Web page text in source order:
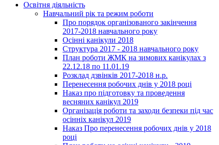
Освітня діяльність
Навчальний рік та режим роботи
Про порядок організованого закінчення
2017-2018 навчального року
Осінні канікули 2018
Структура 2017 - 2018 навчального року
План роботи ЖМК на зимових канікулах з
22.12.18 по 11.01.19
Розклад дзвінків 2017-2018 н.р.
Перенесення робочих днів у 2018 році
Наказ про підготовку та проведення
весняних канікул 2019
Організація роботи та заходи безпеки під час
осінніх канікул 2019
Наказ Про перенесення робочих днів у 2018
році